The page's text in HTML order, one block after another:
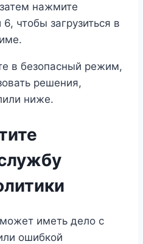
нажмите
чтобы загрузиться в
в безопасный режим,
решения,
ниже.
иметь дело с
ошибкой